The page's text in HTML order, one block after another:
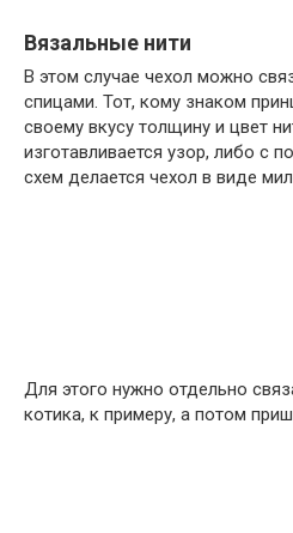
Вязальные нити
В этом случае чехол можно
спицами. Тот, кому знаком
своему вкусу толщину и цвет
изготавливается узор, либо с
схем делается чехол в виде
Для этого нужно отдельно
котика, к примеру, а потом